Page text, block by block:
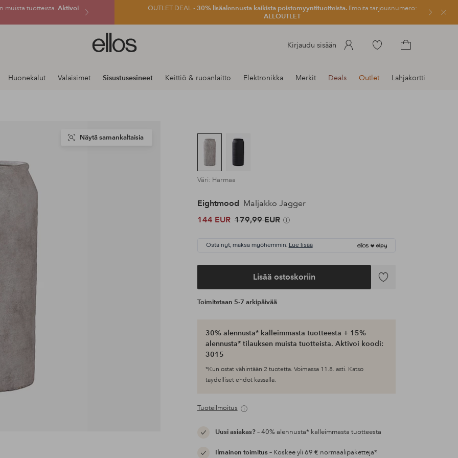
muista tuotteista. Aktivoi OUTLET DEAL -30% lisäalennusta kaikista poistomyyntituotteista.Ilmoita tarjousnumero:
ALLOUTLET
Sulje
Ellos-
logo
siirry
Kirjaudu sisään
Siirry
Huonekalut Valaisimet Sisustusesineet Keittiö & ruoanlaitto Elektronikka Merkit Deals Outlet Lahjakortti
Näytä samankaltaisia
Väri: Harmaa
Eightmood
Maljakko Jagger
144 EUR 179,99 EUR
Osta nyt, maksa myöhemmin. Lue lisää
Lisää ostoskoriin
Lisää
Toimitetaan 5-7 arkipäivää
30% alennusta* kalleimmasta tuotteesta + 15%
alennusta* tilauksen muista tuotteista. Aktivoi koodi:
3015
*Kun ostat vähintään 2 tuotetta. Voimassa 11.8. asti. Katso
täydelliset ehdot kassalla.
Tuoteilmoitus
Uusi asiakas?– 40% alennusta* kalleimmasta tuotteesta
Ilmainen toimitus– Koskee yli 69 € normaalipaketteja*